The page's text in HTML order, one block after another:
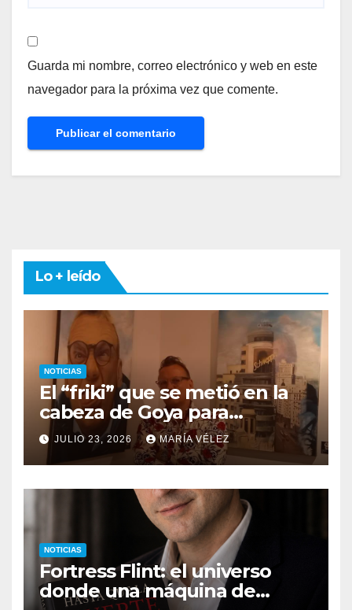
Guarda mi nombre, correo electrónico y web en este
navegador para la próxima vez que comente.
Lo + leído
NOTICIAS
El “friki” que se metió en la
cabeza de Goya para
descubrir qué esconden sus
monstruos
JULIO 23, 2026 MARÍA VÉLEZ
NOTICIAS
Fortress Flint: el universo
donde una máquina de